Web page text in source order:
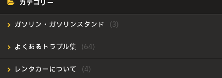
カテゴリー
ガソリン・ガソリンスタンド
よくあるトラブル集
レンタカーについて